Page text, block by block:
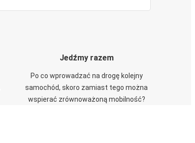
Jedźmy razem
Po co wprowadzać na drogę kolejny
samochód, skoro zamiast tego można
wspierać zrównoważoną mobilność?